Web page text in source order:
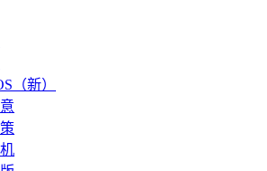
（新）